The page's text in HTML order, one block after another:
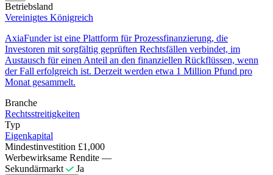
Betriebsland
Vereinigtes Königreich
AxiaFunder ist eine Plattform für Prozessfinanzierung, die
Investoren mit sorgfältig geprüften Rechtsfällen verbindet, im
Austausch für einen Anteil an den finanziellen Rückflüssen, wenn
der Fall erfolgreich ist. Derzeit werden etwa 1 Million Pfund pro
Monat gesammelt.
Branche
Rechtsstreitigkeiten
Typ
Eigenkapital
Mindestinvestition £1,000
Werbewirksame Rendite —
Sekundärmarkt
Ja